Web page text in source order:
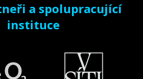
a spolupracující
instituce